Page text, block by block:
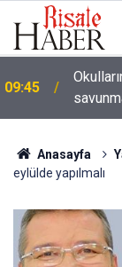
09:45
Anasayfa
eylülde yapılmalı